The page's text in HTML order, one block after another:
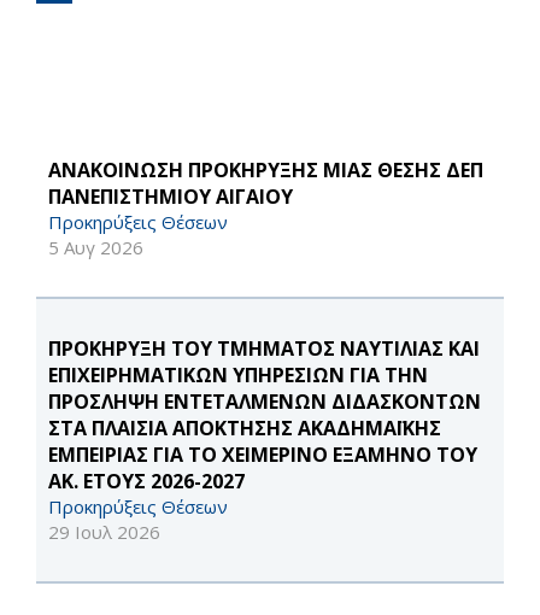
ΑΝΑΚΟΙΝΩΣΗ ΠΡΟΚΗΡΥΞΗΣ ΜΙΑΣ ΘΕΣΗΣ ΔΕΠ
ΠΑΝΕΠΙΣΤΗΜΙΟΥ ΑΙΓΑΙΟΥ
Προκηρύξεις Θέσεων
5 Αυγ 2026
ΠΡΟΚΗΡΥΞΗ ΤΟΥ ΤΜΗΜΑΤΟΣ ΝΑΥΤΙΛΙΑΣ ΚΑΙ
ΕΠΙΧΕΙΡΗΜΑΤΙΚΩΝ ΥΠΗΡΕΣΙΩΝ ΓΙΑ ΤΗΝ
ΠΡΟΣΛΗΨΗ ΕΝΤΕΤΑΛΜΕΝΩΝ ΔΙΔΑΣΚΟΝΤΩΝ
ΣΤΑ ΠΛΑΙΣΙΑ ΑΠΟΚΤΗΣΗΣ ΑΚΑΔΗΜΑΪΚΗΣ
ΕΜΠΕΙΡΙΑΣ ΓΙΑ ΤΟ ΧΕΙΜΕΡΙΝΟ ΕΞΑΜΗΝΟ ΤΟΥ
ΑΚ. ΕΤΟΥΣ 2026-2027
Προκηρύξεις Θέσεων
29 Ιουλ 2026